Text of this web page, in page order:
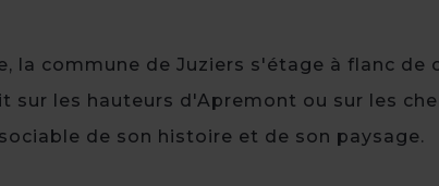
la commune de Juziers s'étage à flanc de
sur les hauteurs d'Apremont ou sur les
de son histoire et de son paysage.